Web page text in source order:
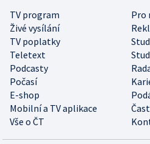
TV program
Pro
Živé vysílání
TV poplatky
Teletext
Podcasty
Počasí
E-shop
Mobilní a TV aplikace
Vše o ČT